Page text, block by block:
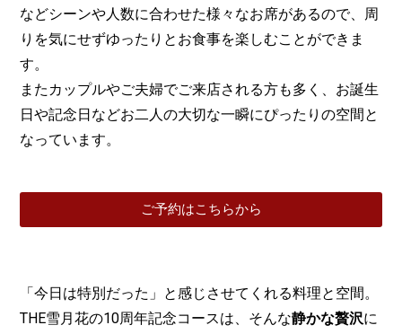
などシーンや人数に合わせた様々なお席があるので、周
りを気にせずゆったりとお食事を楽しむことができま
す。
またカップルやご夫婦でご来店される方も多く、お誕生
日や記念日などお二人の大切な一瞬にぴったりの空間と
なっています。
ご予約はこちらから
「今日は特別だった」と感じさせてくれる料理と空間。
THE雪月花の10周年記念コースは、そんな静かな贅沢に